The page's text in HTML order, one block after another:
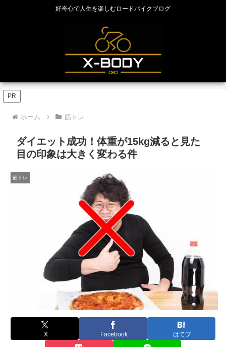
好奇心で人生を楽しむロードバイクブログ
PR
ホーム 筋トレ
ダイエット成功！体重が15kg減ると見た
目の印象は大きく変わる件
筋トレ
X Facebook はてブ